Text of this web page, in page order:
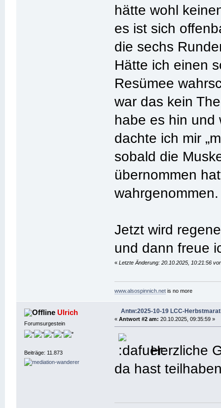
hätte wohl
es ist sich
die sechs
Hätte ich einen
Resümee
war das kein
habe es hin und
dachte ich mir
sobald die
übernommen
Jetzt wird
und dann freue
«Letzte Änderung: 20.10.2025, 10:21:56
www.alsospinnich.net is no more
Ulrich
Forumsurgestein
Beiträge: 11.873
Antw:2025-10-19 LCC-
«Antwort #2 am: 20.10.2025, 09:35:59 »
Herzliche
da hast